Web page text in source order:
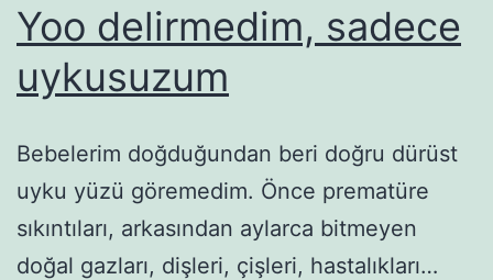
Yoo delirmedim, sadece
uykusuzum
Bebelerim doğduğundan beri doğru dürüst
uyku yüzü göremedim. Önce prematüre
sıkıntıları, arkasından aylarca bitmeyen
doğal gazları, dişleri, çişleri, hastalıkları…